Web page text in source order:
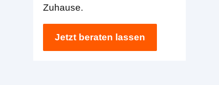
Zuhause.
Jetzt beraten lassen